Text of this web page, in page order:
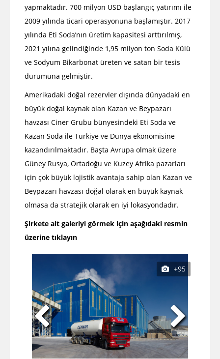
yapmaktadır. 700 milyon USD başlangıç yatırımı ile
2009 yılında ticari operasyonuna başlamıştır. 2017
yılında Eti Soda’nın üretim kapasitesi arttırılmış,
2021 yılına gelindiğinde 1,95 milyon ton Soda Külü
ve Sodyum Bikarbonat üreten ve satan bir tesis
durumuna gelmiştir.
Amerikadaki doğal rezervler dışında dünyadaki en
büyük doğal kaynak olan Kazan ve Beypazarı
havzası Ciner Grubu bünyesindeki Eti Soda ve
Kazan Soda ile Türkiye ve Dünya ekonomisine
kazandırılmaktadır. Başta Avrupa olmak üzere
Güney Rusya, Ortadoğu ve Kuzey Afrika pazarları
için çok büyük lojistik avantaja sahip olan Kazan ve
Beypazarı havzası doğal olarak en büyük kaynak
olmasa da stratejik olarak en iyi lokasyondadır.
Şirkete ait galeriyi görmek için aşağıdaki resmin
üzerine tıklayın
+95